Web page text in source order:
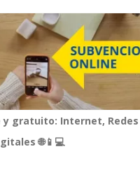
y gratuito: Internet,
🌐📱💻